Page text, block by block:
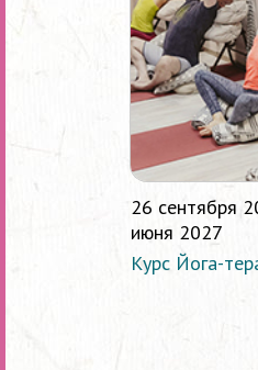
26 сентября
июня 2027
Курс Йога-